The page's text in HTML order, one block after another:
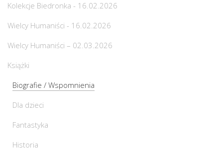
Kolekcje Biedronka - 16.02.2026
Wielcy Humaniści - 16.02.2026
Wielcy Humaniści – 02.03.2026
Książki
Biografie / Wspomnienia
Dla dzieci
Fantastyka
Historia